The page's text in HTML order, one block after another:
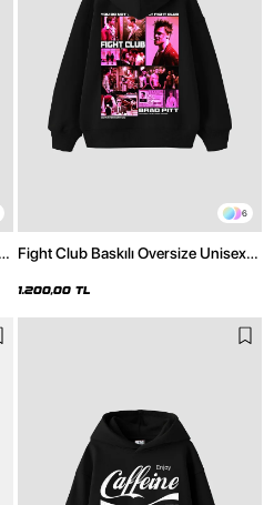
6
Fight Club Baskılı Oversize Unisex
1.200,00 TL